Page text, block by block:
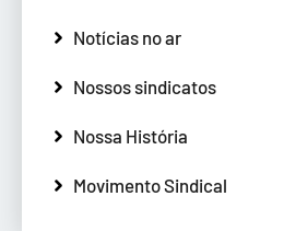
Notícias no ar
Nossos sindicatos
Nossa História
Movimento Sindical